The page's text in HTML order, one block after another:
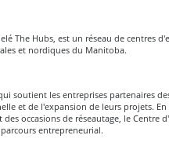
The Hubs, est un réseau de centres
et nordiques du Manitoba.
soutient les entreprises partenaires
et de l'expansion de leurs projets.
occasions de réseautage, le Centre
entrepreneurial.